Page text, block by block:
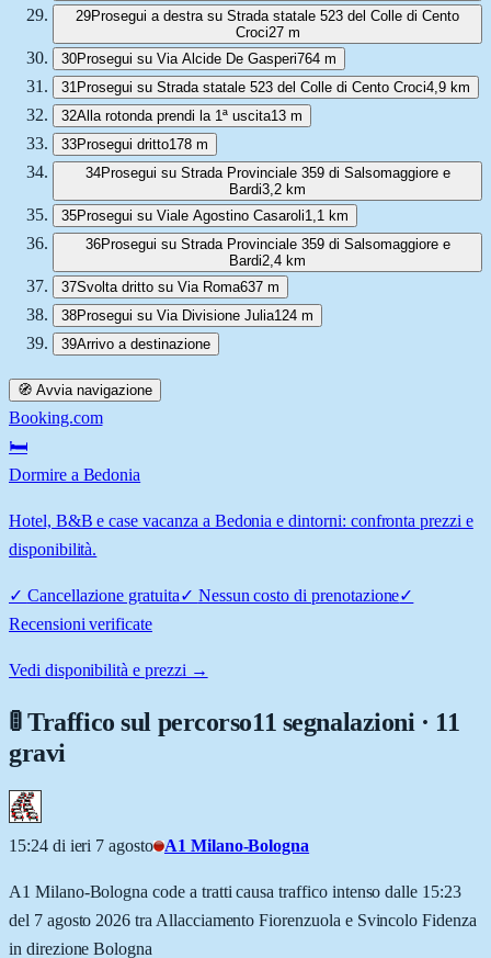
29Prosegui a destra su Strada statale 523 del Colle di Cento
Croci27 m
30Prosegui su Via Alcide De Gasperi764 m
31 Prosegui su Strada statale 523 del Colle di Cento Croci4,9 km
32Alla rotonda prendi la 1ª uscita13 m
33Prosegui dritto178 m
34Prosegui su Strada Provinciale 359 di Salsomaggiore e
Bardi3,2 km
35Prosegui su Viale Agostino Casaroli1,1 km
36Prosegui su Strada Provinciale 359 di Salsomaggiore e
Bardi2,4 km
37Svolta dritto su Via Roma637 m
38Prosegui su Via Divisione Julia124 m
39Arrivo a destinazione
🧭 Avvia navigazione
Booking.com
🛏️
Dormire a Bedonia
Hotel, B&B e case vacanza a Bedonia e dintorni: confronta prezzi e
disponibilità.
✓ Cancellazione gratuita✓ Nessun costo di prenotazione✓
Recensioni verificate
Vedi disponibilità e prezzi →
🚦 Traffico sul percorso11 segnalazioni · 11
gravi
15:24 di ieri 7 agosto A1 Milano-Bologna
A1 Milano-Bologna code a tratti causa traffico intenso dalle 15:23
del 7 agosto 2026 tra Allacciamento Fiorenzuola e Svincolo Fidenza
in direzione Bologna